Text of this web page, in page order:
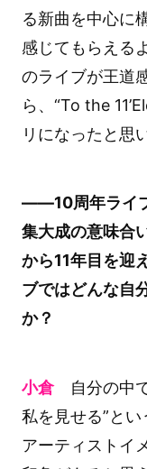
る新曲を中心に
感じてもらえる
のライブが王道
ら、“To the
リになったと思
――10周年ライ
集大成の意味合
から11年目を迎
ブではどんな自
か？
小倉自分の中で
私を見せる”と
アーティストイ